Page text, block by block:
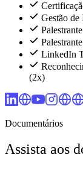
Gestão
LinkedIn
(2x)
Documentários
Assista aos